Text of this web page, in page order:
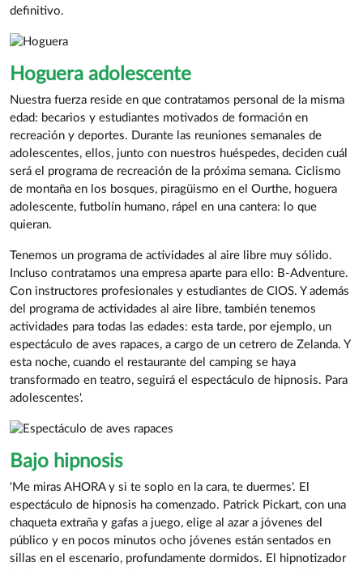
definitivo.
Hoguera adolescente
Nuestra fuerza reside en que contratamos personal de la misma
edad: becarios y estudiantes motivados de formación en
recreación y deportes. Durante las reuniones semanales de
adolescentes, ellos, junto con nuestros huéspedes, deciden cuál
será el programa de recreación de la próxima semana. Ciclismo
de montaña en los bosques, piragüismo en el Ourthe, hoguera
adolescente, futbolín humano, rápel en una cantera: lo que
quieran.
Tenemos un programa de actividades al aire libre muy sólido.
Incluso contratamos una empresa aparte para ello: B-Adventure.
Con instructores profesionales y estudiantes de CIOS. Y además
del programa de actividades al aire libre, también tenemos
actividades para todas las edades: esta tarde, por ejemplo, un
espectáculo de aves rapaces, a cargo de un cetrero de Zelanda. Y
esta noche, cuando el restaurante del camping se haya
transformado en teatro, seguirá el espectáculo de hipnosis. Para
adolescentes'.
Bajo hipnosis
'Me miras AHORA y si te soplo en la cara, te duermes'. El
espectáculo de hipnosis ha comenzado. Patrick Pickart, con una
chaqueta extraña y gafas a juego, elige al azar a jóvenes del
público y en pocos minutos ocho jóvenes están sentados en
sillas en el escenario, profundamente dormidos. El hipnotizador